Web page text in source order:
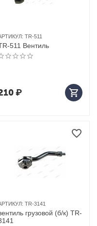
TR-511
511 Вентиль
₽
TR-3141
грузовой (б/к) TR-